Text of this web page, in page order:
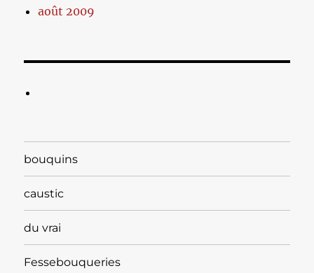
août 2009
bouquins
caustic
du vrai
Fessebouqueries